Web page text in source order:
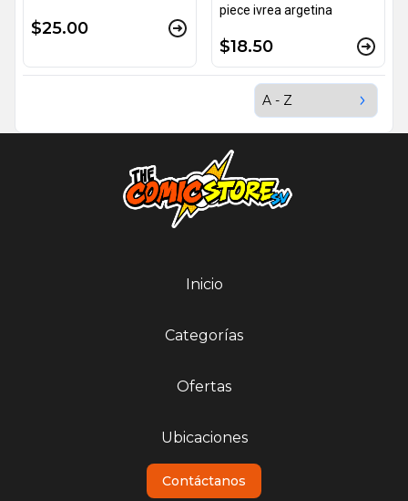
$25.00
piece ivrea argetina
$18.50
Inicio
Categorías
Ofertas
Ubicaciones
Contáctanos